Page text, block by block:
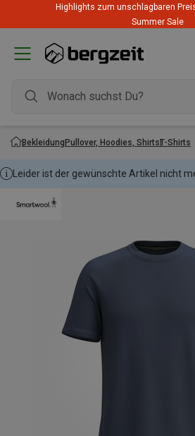
Highlights zum unschlagbaren
Summer Sale
BekleidungPullover, Hoodies, ShirtsT-Shirts
Leider ist der gewünschte Artikel nicht